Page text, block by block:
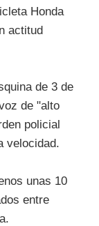
Honda
actitud
de 3 de
de "alto
policial
velocidad.
unas 10
entre